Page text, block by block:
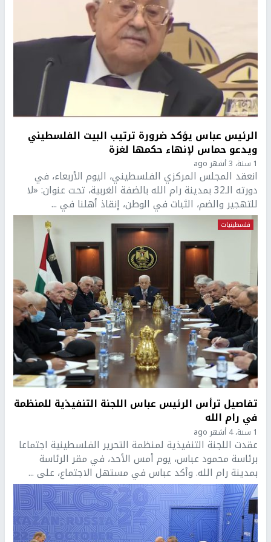
الرئيس عباس يؤكد ضرورة ترتيب البيت الفلسطيني
ويدعو حماس لإنهاء حكمها لغزة
1 سنة، 3 أشهر ago
انعقد المجلس المركزي الفلسطيني، اليوم الأربعاء، في
دورته الـ32 بمدينة رام الله بالضفة الغربية، تحت عنوان: «لا
للتهجير والضم، الثبات في الوطن، إنقاذ أهلنا في ...
فلسطينيات
تفاصيل ترأس الرئيس عباس اللجنة التنفيذية للمنظمة
في رام الله
1 سنة، 4 أشهر ago
عقدت اللجنة التنفيذية لمنظمة التحرير الفلسطينية اجتماعا
برئاسة محمود عباس، يوم أمس الأحد، في مقر الرئاسة
بمدينة رام الله. وأكد عباس في مستهل الاجتماع، على ...